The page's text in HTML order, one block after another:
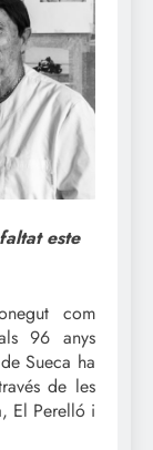
este
com
96 anys
Sueca ha
de les
El Perelló i